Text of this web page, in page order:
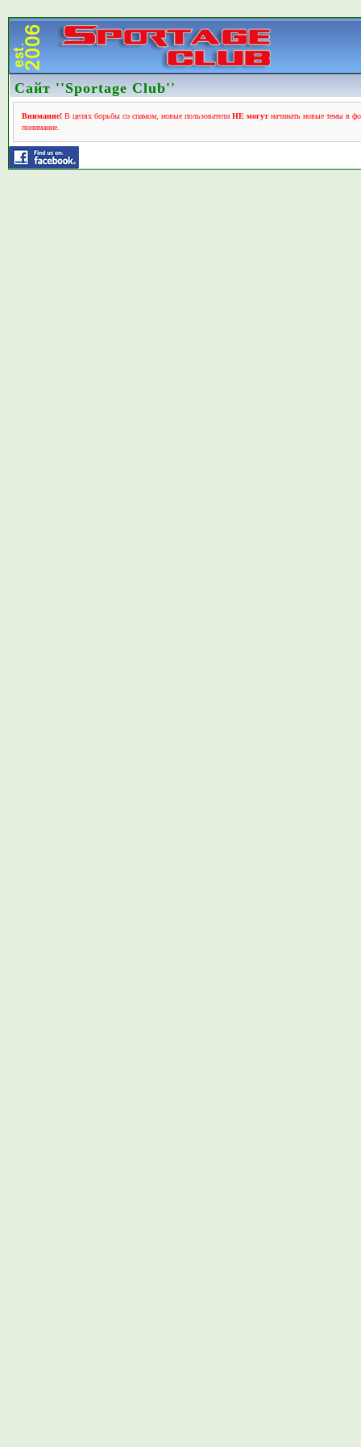
Сайт ''Sportage Club''
Внимание!В целях борьбы со спамом, новые пользователи НЕ могутначинать новые темы в
понимание.